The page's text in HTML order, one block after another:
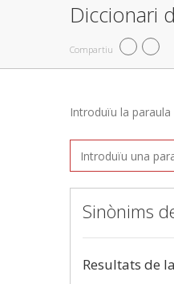
Diccionari
Compartiu
Introduïu la
Sinònims
Resultats de